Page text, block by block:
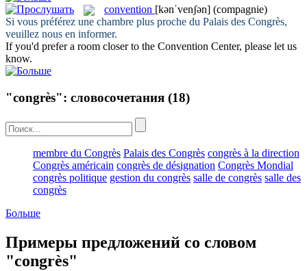
convention [kənˈvenʃən] (compagnie)
Si vous préférez une chambre plus proche du Palais des Congrès,
veuillez nous en informer.
If you'd prefer a room closer to the Convention Center, please let us
know.
"congrès": словосочетания (18)
membre du Congrès Palais des Congrès congrès à la direction
Congrès américain congrès de désignation Congrès Mondial
congrès politique gestion du congrès salle de congrès salle des
congrès
Больше
Примеры предложений со словом
"congrès"